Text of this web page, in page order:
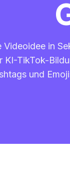
Videoidee in
KI-TikTok-
und